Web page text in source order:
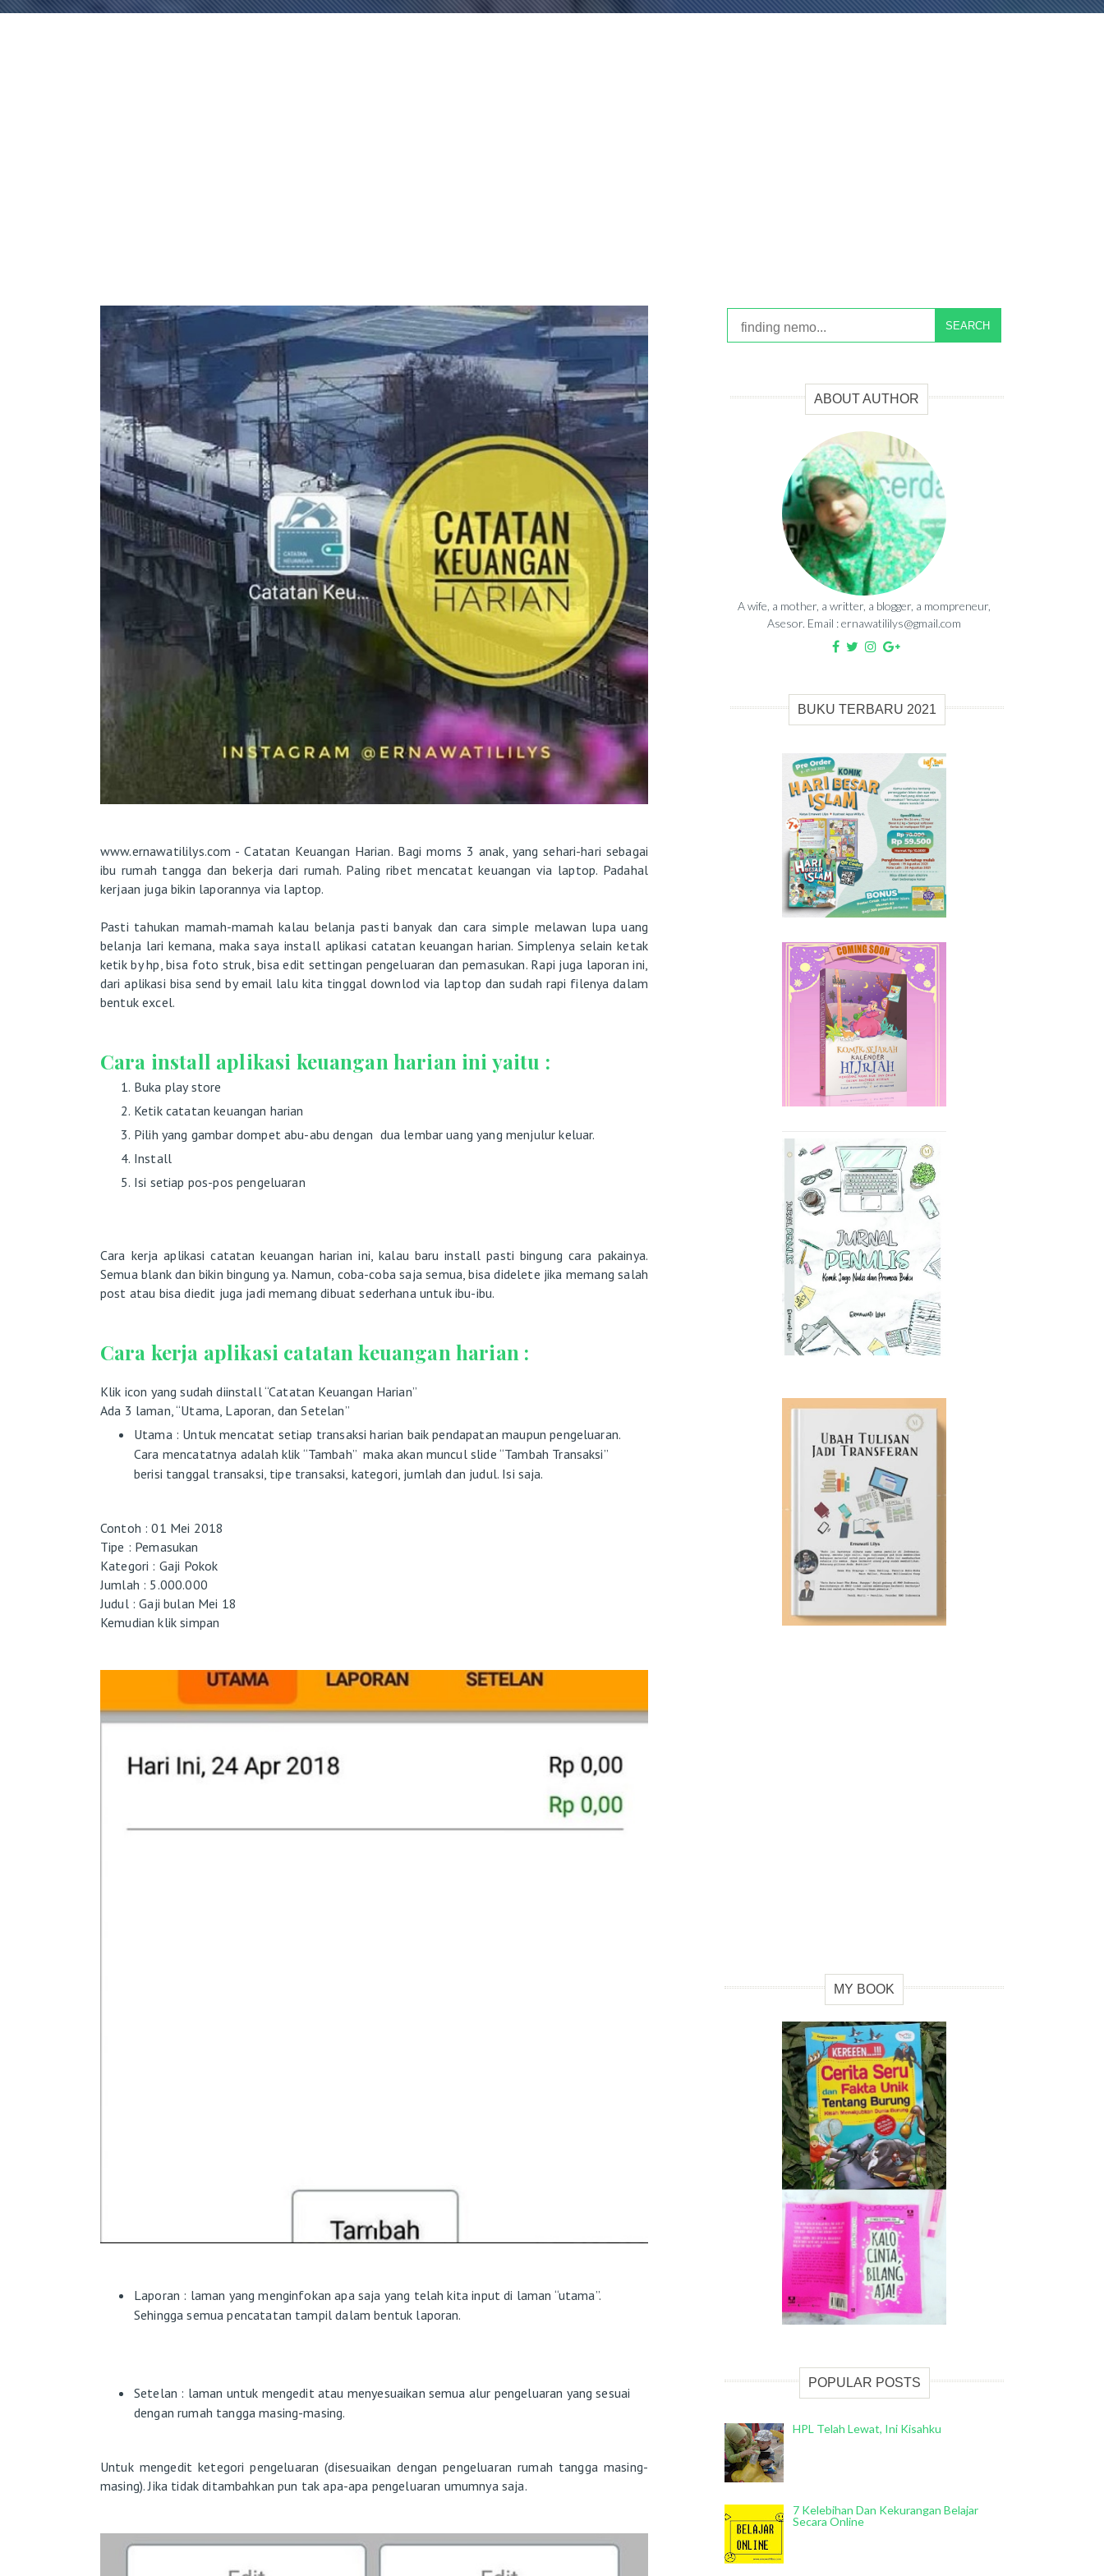
www.ernawatililys.com - Catatan Keuangan Harian. Bagi moms 3 anak, yang sehari-hari sebagai
ibu rumah tangga dan bekerja dari rumah. Paling ribet mencatat keuangan via laptop. Padahal
kerjaan juga bikin laporannya via laptop.
Pasti tahukan mamah-mamah kalau belanja pasti banyak dan cara simple melawan lupa uang
belanja lari kemana, maka saya install aplikasi catatan keuangan harian. Simplenya selain ketak
ketik by hp, bisa foto struk, bisa edit settingan pengeluaran dan pemasukan. Rapi juga laporan ini,
dari aplikasi bisa send by email lalu kita tinggal downlod via laptop dan sudah rapi filenya dalam
bentuk excel.
Cara install aplikasi keuangan harian ini yaitu :
Buka play store
Ketik catatan keuangan harian
Pilih yang gambar dompet abu-abu dengan dua lembar uang yang menjulur keluar.
Install
Isi setiap pos-pos pengeluaran
Cara kerja aplikasi catatan keuangan harian ini, kalau baru install pasti bingung cara pakainya.
Semua blank dan bikin bingung ya. Namun, coba-coba saja semua, bisa didelete jika memang salah
post atau bisa diedit juga jadi memang dibuat sederhana untuk ibu-ibu.
Cara kerja aplikasi catatan keuangan harian :
Klik icon yang sudah diinstall “Catatan Keuangan Harian”
Ada 3 laman, “Utama, Laporan, dan Setelan”
Utama : Untuk mencatat setiap transaksi harian baik pendapatan maupun pengeluaran.
Cara mencatatnya adalah klik “Tambah” maka akan muncul slide “Tambah Transaksi”
berisi tanggal transaksi, tipe transaksi, kategori, jumlah dan judul. Isi saja.
Contoh : 01 Mei 2018
Tipe : Pemasukan
Kategori : Gaji Pokok
Jumlah : 5.000.000
Judul : Gaji bulan Mei 18
Kemudian klik simpan
Laporan : laman yang menginfokan apa saja yang telah kita input di laman “utama”.
Sehingga semua pencatatan tampil dalam bentuk laporan.
Setelan : laman untuk mengedit atau menyesuaikan semua alur pengeluaran yang sesuai
dengan rumah tangga masing-masing.
Untuk mengedit ketegori pengeluaran (disesuaikan dengan pengeluaran rumah tangga masing-
masing). Jika tidak ditambahkan pun tak apa-apa pengeluaran umumnya saja.
SEARCH
ABOUT AUTHOR
A wife, a mother, a writter, a blogger, a mompreneur,
Asesor. Email : ernawatililys@gmail.com
BUKU TERBARU 2021
MY BOOK
POPULAR POSTS
HPL Telah Lewat, Ini Kisahku
7 Kelebihan Dan Kekurangan Belajar
Secara Online